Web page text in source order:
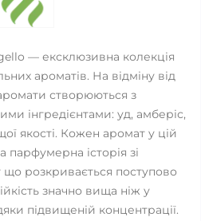
— ексклюзивна колекція
ароматів. На відміну від
створюються з
інгредієнтами: уд, амберіс,
якості. Кожен аромат у цій
парфумерна історія зі
розкривається поступово
значно вища ніж у
підвищеній концентрації.